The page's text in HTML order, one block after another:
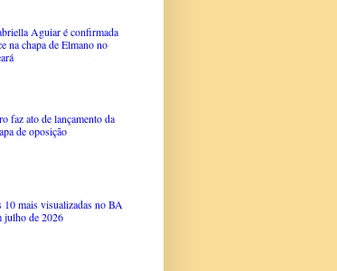
Aguiar é confirmada
na chapa de Elmano no
faz ato de lançamento da
de oposição
10 mais visualizadas no BA
julho de 2026